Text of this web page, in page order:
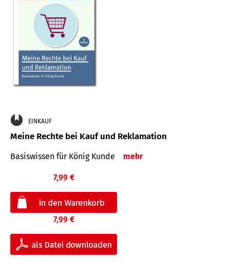
EINKAUF
Meine Rechte bei Kauf und Reklamation
Basiswissen für König Kunde mehr
7,99 €
7,99 €